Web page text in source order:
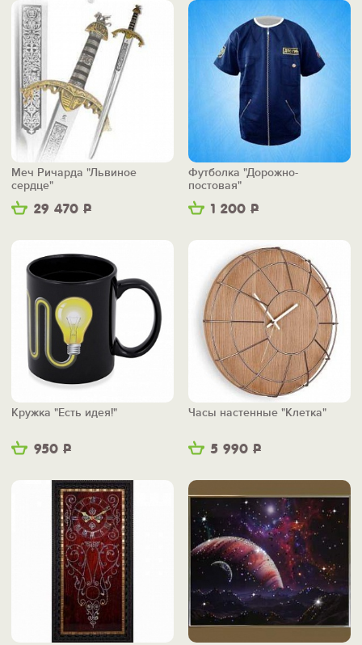
29 470 Р
Меч Ричарда "Львиное
сердце"
1 200 Р
Футболка "Дорожно-
постовая"
950 Р
Кружка "Есть идея!"
5 990 Р
Часы настенные "Клетка"